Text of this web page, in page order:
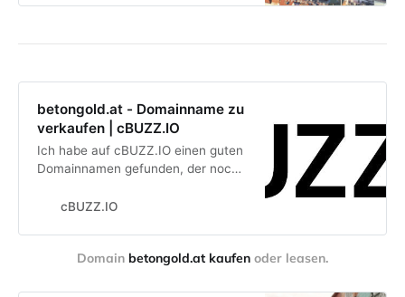
betongold.at - Domainname zu
verkaufen | cBUZZ.IO
Ich habe auf cBUZZ.IO einen guten
Domainnamen gefunden, der noch
cBUZZ.IO
Domain betongold.at kaufen oder leasen.